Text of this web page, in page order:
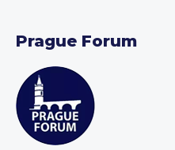
Prague Forum